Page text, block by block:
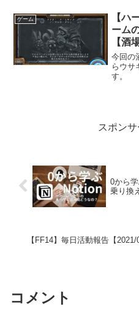
ゲーム
【ハ
ーム
【酒
今回の
らウサ
す。
スポン
0から
乗り換
【FF14】毎日活動報告【2021/
コメント